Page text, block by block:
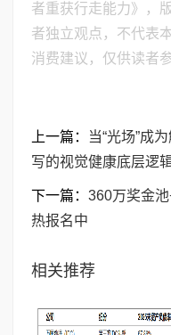
者重获行走能力》，
者独立观点，不代表
消费建议，仅供读者参
上一篇：
当“光场”成
写的视觉健康底层逻
下一篇： 360万奖金
热报名中
相关推荐